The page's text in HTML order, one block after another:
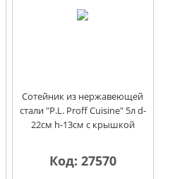
Сотейник из нержавеющей
стали "P.L. Proff Сuisine" 5л d-
22см h-13см с крышкой
Код: 27570